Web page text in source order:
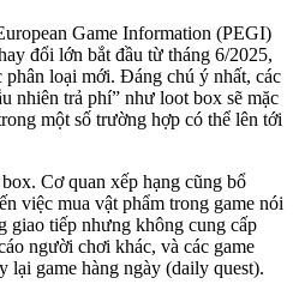
Game Information (PEGI)
đổi lớn bắt đầu từ tháng 6/2025,
loại mới. Đáng chú ý nhất, các
nhiên trả phí” như loot box sẽ mặc
một số trường hợp có thể lên tới
Cơ quan xếp hạng cũng bổ
việc mua vật phẩm trong game nói
giao tiếp nhưng không cung cấp
người chơi khác, và các game
game hàng ngày (daily quest).